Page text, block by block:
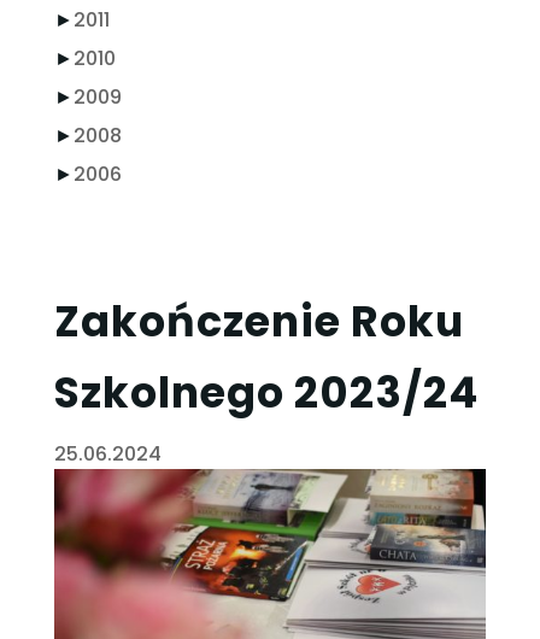
►2011
►2010
►2009
►2008
►2006
Zakończenie Roku
Szkolnego 2023/24
25.06.2024